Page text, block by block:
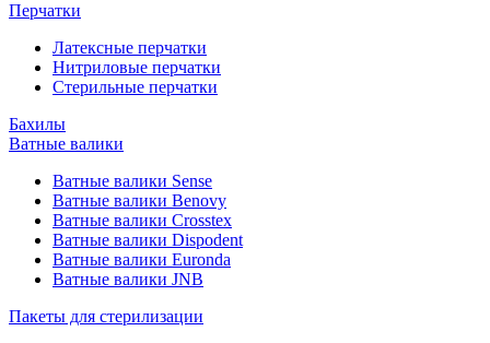
Перчатки
Латексные перчатки
Нитриловые перчатки
Стерильные перчатки
Бахилы
Ватные валики
Ватные валики Sense
Ватные валики Benovy
Ватные валики Crosstex
Ватные валики Dispodent
Ватные валики Euronda
Ватные валики JNB
Пакеты для стерилизации